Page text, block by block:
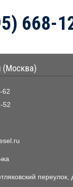
668-
(Москва)
62
52
переулок,